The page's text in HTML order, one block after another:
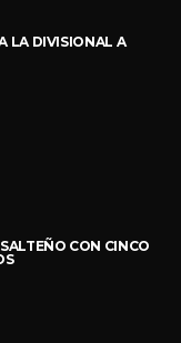
LA DIVISIONAL A
CON CINCO